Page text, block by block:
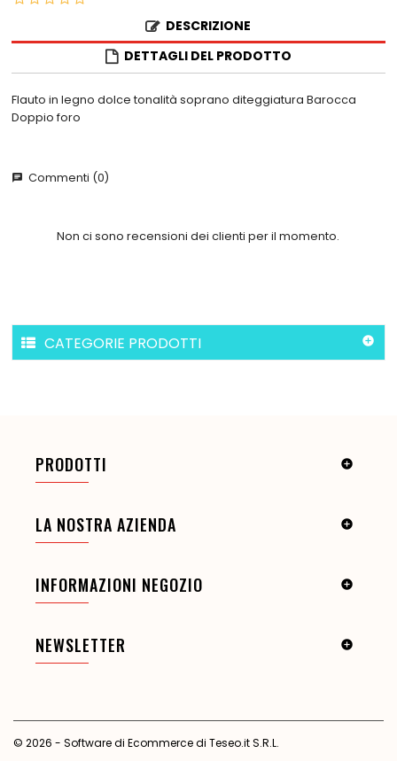
DESCRIZIONE
DETTAGLI DEL PRODOTTO
Flauto in legno dolce tonalità soprano diteggiatura Barocca
Doppio foro
chat Commenti (0)
Non ci sono recensioni dei clienti per il momento.
CATEGORIE PRODOTTI 
PRODOTTI 
LA NOSTRA AZIENDA 
INFORMAZIONI NEGOZIO 
NEWSLETTER 
© 2026 - Software di Ecommerce di Teseo.it S.R.L.